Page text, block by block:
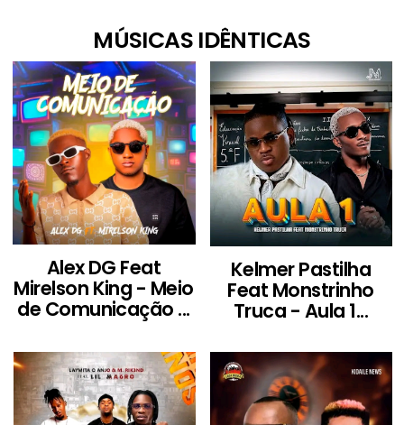
MÚSICAS IDÊNTICAS
Alex DG Feat
Mirelson King - Meio
de Comunicação ...
Kelmer Pastilha
Feat Monstrinho
Truca - Aula 1...